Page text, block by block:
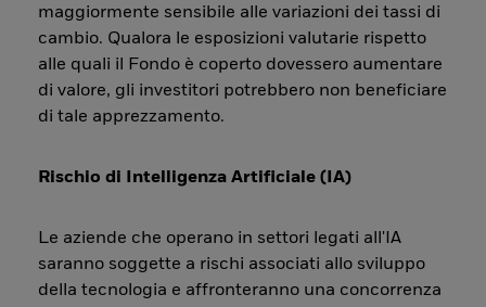
maggiormente sensibile alle variazioni dei tassi di
cambio. Qualora le esposizioni valutarie rispetto
alle quali il Fondo è coperto dovessero aumentare
di valore, gli investitori potrebbero non beneficiare
di tale apprezzamento.
Rischio di Intelligenza Artificiale (IA)
Le aziende che operano in settori legati all'IA
saranno soggette a rischi associati allo sviluppo
della tecnologia e affronteranno una concorrenza